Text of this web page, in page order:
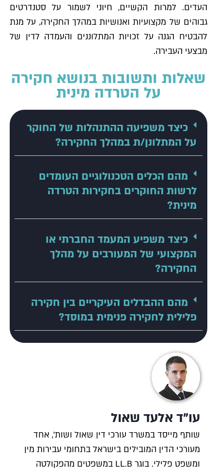
העדים. למרות הקשיים, חיוני לשמור על סטנדרטים
גבוהים של מקצועיות ואנושיות במהלך החקירה, על מנת
להבטיח הגנה על זכויות המתלוננים והעמדה לדין של
מבצעי העבירה.
שאלות ותשובות בנושא חקירה
על הטרדה מינית
כיצד משפיעה ההתנהלות של החוקר
על המתלונן/ת במהלך החקירה?
מהם הכלים הטכנולוגיים העומדים
לרשות החוקרים בחקירות הטרדה
מינית?
כיצד משפיע המעמד החברתי או
המקצועי של המעורבים על מהלך
החקירה?
מהם ההבדלים העיקריים בין חקירה
פלילית לחקירה פנימית במוסד?
עו"ד אלעד שאול
שותף מייסד במשרד עורכי דין שאול ושות', אחד
מעורכי הדין המובילים בישראל בתחומי עבירות מין
ומשפט פלילי. בוגר LL.B במשפטים מהפקולטה